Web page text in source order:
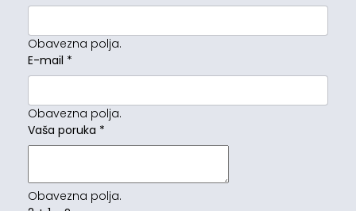
Obavezna polja.
E-mail *
Obavezna polja.
Vaša poruka *
Obavezna polja.